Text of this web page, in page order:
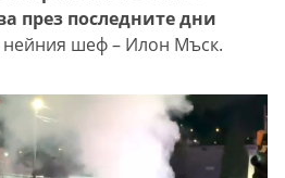
през последните дни
нейния шеф – Илон Мъск.